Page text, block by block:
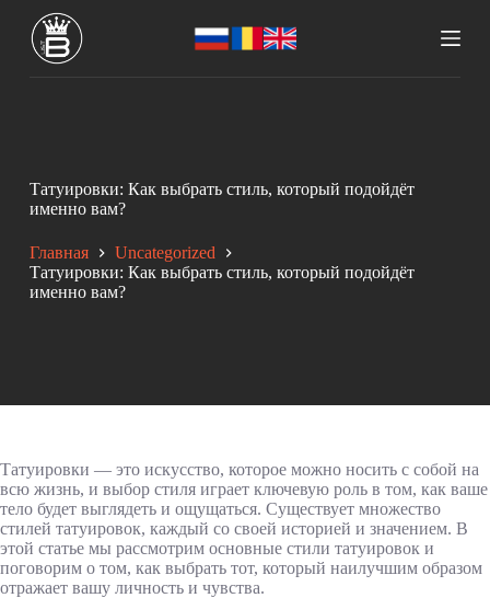
Татуировки: Как выбрать стиль, который подойдёт
именно вам?
Главная
Uncategorized
Татуировки: Как выбрать стиль, который подойдёт
именно вам?
Татуировки — это искусство, которое можно носить с собой на
всю жизнь, и выбор стиля играет ключевую роль в том, как ваше
тело будет выглядеть и ощущаться. Существует множество
стилей татуировок, каждый со своей историей и значением. В
этой статье мы рассмотрим основные стили татуировок и
поговорим о том, как выбрать тот, который наилучшим образом
отражает вашу личность и чувства.